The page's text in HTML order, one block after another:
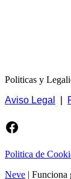
Politicas y
Aviso Legal
Facebook
Politica de
Neve | Funciona